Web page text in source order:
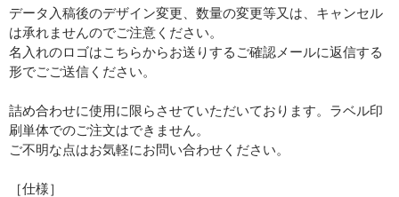
データ入稿後のデザイン変更、数量の変更等又は、キャンセル
は承れませんのでご注意ください。
名入れのロゴはこちらからお送りするご確認メールに返信する
形でごご送信ください。
詰め合わせに使用に限らさせていただいております。ラベル印
刷単体でのご注文はできません。
ご不明な点はお気軽にお問い合わせください。
［仕様］